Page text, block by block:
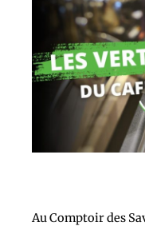
Au Comptoir des